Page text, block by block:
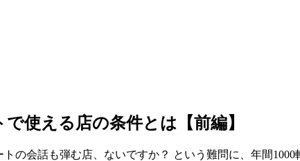
使える店の条件とは【前編】
の会話も弾む店、ないですか？ という難問に、年間1000